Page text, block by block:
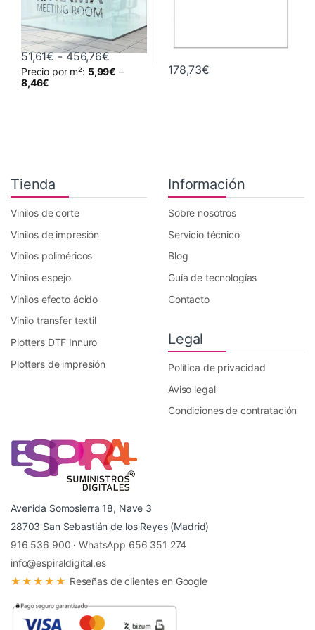
51,61€ - 456,76€Rango de precios: desde 51,61€ hasta
Precio por m²: 5,99€ –
8,46€
Este producto tiene múltiples variantes. Las opciones se
178,73€
Tienda
Vinilos de corte
Vinilos de impresión
Vinilos poliméricos
Vinilos espejo
Vinilos efecto ácido
Vinilo transfer textil
Plotters DTF Innuro
Plotters de impresión
Información
Sobre nosotros
Servicio técnico
Blog
Guía de tecnologías
Contacto
Legal
Política de privacidad
Aviso legal
Condiciones de contratación
Avenida Somosierra 18, Nave 3
28703 San Sebastián de los Reyes (Madrid)
916 536 900 ·WhatsApp 656 351 274
info@espiraldigital.es
★★★★★ Reseñas de clientes en Google